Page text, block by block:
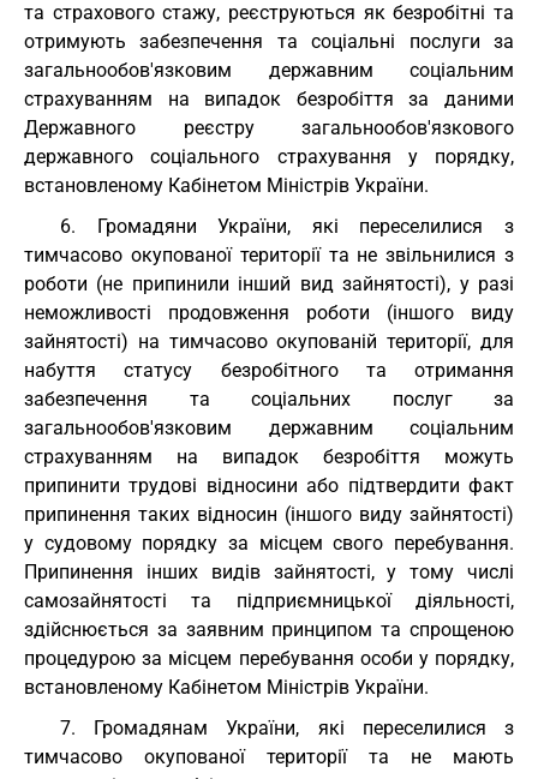
та страхового стажу, реєструються як безробітні та
отримують забезпечення та соціальні послуги за
загальнообов'язковим державним соціальним
страхуванням на випадок безробіття за даними
Державного реєстру загальнообов'язкового
державного соціального страхування у порядку,
встановленому Кабінетом Міністрів України.
6. Громадяни України, які переселилися з
тимчасово окупованої території та не звільнилися з
роботи (не припинили інший вид зайнятості), у разі
неможливості продовження роботи (іншого виду
зайнятості) на тимчасово окупованій території, для
набуття статусу безробітного та отримання
забезпечення та соціальних послуг за
загальнообов'язковим державним соціальним
страхуванням на випадок безробіття можуть
припинити трудові відносини або підтвердити факт
припинення таких відносин (іншого виду зайнятості)
у судовому порядку за місцем свого перебування.
Припинення інших видів зайнятості, у тому числі
самозайнятості та підприємницької діяльності,
здійснюється за заявним принципом та спрощеною
процедурою за місцем перебування особи у порядку,
встановленому Кабінетом Міністрів України.
7. Громадянам України, які переселилися з
тимчасово окупованої території та не мають